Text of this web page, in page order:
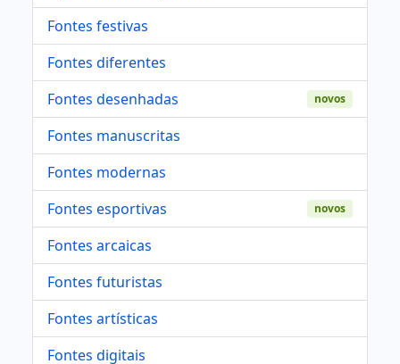
Fontes festivas
Fontes diferentes
Fontes desenhadas
novos
Fontes manuscritas
Fontes modernas
Fontes esportivas
novos
Fontes arcaicas
Fontes futuristas
Fontes artísticas
Fontes digitais